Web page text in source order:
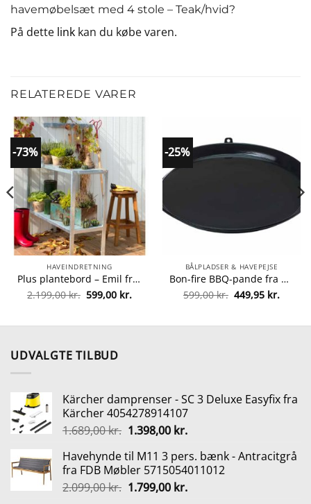
havemøbelsæt med 4 stole – Teak/hvid?
På dette link kan du købe varen.
RELATEREDE VARER
-73%
HAVEINDRETNING
Plus plantebord – Emil fra plus 5703393179432
2.199,00kr. Den
oprindelige
2.199,00 kr..
599,00 kr.
aktuelle
599,00 kr..
-25%
BÅLPLADSER & HAVEPEJSE
Bon-fire BBQ-pande fra Bon-fire 5708085100084
599,00kr. Den
oprindelige
599,00 kr..
449,95 kr.
kr..
UDVALGTE TILBUD
Kärcher damprenser - SC 3 Deluxe Easyfix fra
Kärcher 4054278914107
1.689,00kr. Den
pris
var:
1.689,00 kr..
1.398,00 kr.Den
pris
er:
1.398,00 kr..
Havehynde til M11 3 pers. bænk - Antracitgrå
fra FDB Møbler 5715054011012
2.099,00kr. Den
1.799,00 kr.Den